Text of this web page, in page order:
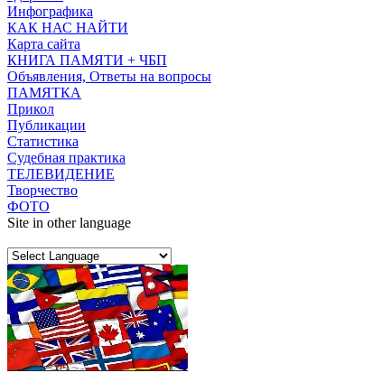
Инфографика
КАК НАС НАЙТИ
Карта сайта
КНИГА ПАМЯТИ + ЧБП
Объявления, Ответы на вопросы
ПАМЯТКА
Прикол
Публикации
Статистика
Судебная практика
ТЕЛЕВИДЕНИЕ
Творчество
ФОТО
Site in other language